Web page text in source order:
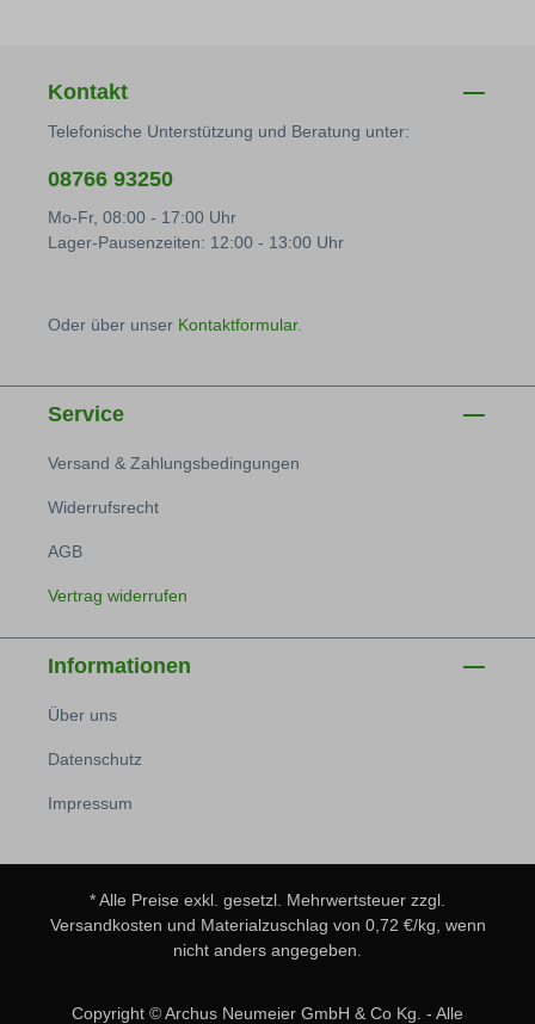
Kontakt
Telefonische Unterstützung und Beratung unter:
08766 93250
Mo-Fr, 08:00 - 17:00 Uhr
Lager-Pausenzeiten: 12:00 - 13:00 Uhr
Oder über unser Kontaktformular.
Service
Versand & Zahlungsbedingungen
Widerrufsrecht
AGB
Vertrag widerrufen
Informationen
Über uns
Datenschutz
Impressum
* Alle Preise exkl. gesetzl. Mehrwertsteuer zzgl.
Versandkosten und Materialzuschlag von 0,72 €/kg, wenn
nicht anders angegeben.
Copyright © Archus Neumeier GmbH & Co Kg. - Alle